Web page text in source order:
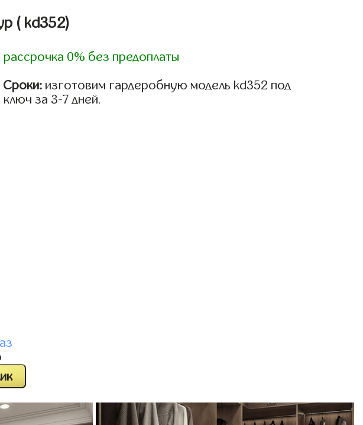
( kd352)
рассрочка 0% без предоплаты
Сроки: изготовим гардеробную модель kd352 под
ключ за 3-7 дней.